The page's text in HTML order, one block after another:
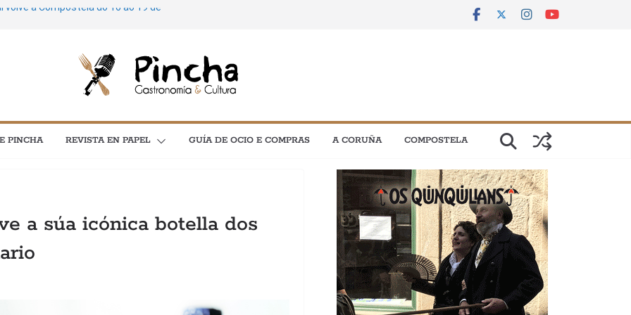
volve a Compostela do 16 ao 19 de
concertos, festivais e exposicións
soará ao ritmo do Feito a Man do
e cinema protagonizan unha
Coruñesas e A Artesa da Moza
e astronomía no menú “As
PINCHA REVISTA EN PAPEL GUÍA DE OCIO E COMPRAS A CORUÑA COMPOSTELA
a súa icónica botella dos